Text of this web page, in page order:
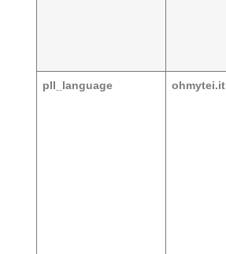
pll_language ohmytei.it